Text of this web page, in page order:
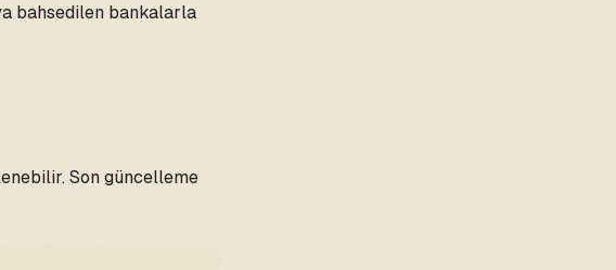
bahsedilen bankalarla
Son güncelleme